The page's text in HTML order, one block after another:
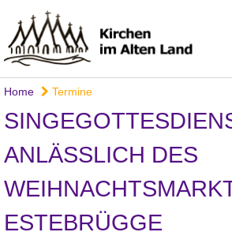
Home Termine
ANLÄSSLICH DES
ESTEBRÜGGE